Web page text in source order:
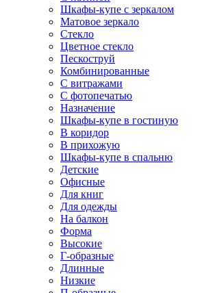
Шкафы-купе с зеркалом
Матовое зеркало
Стекло
Цветное стекло
Пескоструй
Комбинированные
С витражами
С фотопечатью
Назначение
Шкафы-купе в гостиную
В коридор
В прихожую
Шкафы-купе в спальню
Детские
Офисные
Для книг
Для одежды
На балкон
Форма
Высокие
Г-образные
Длинные
Низкие